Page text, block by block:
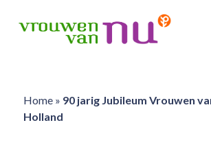
Home» 90 jarig Jubileum Vrouwen
Holland